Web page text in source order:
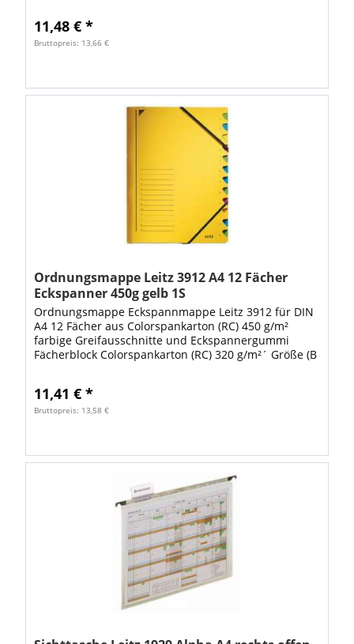
11,48 € *
Bruttopreis: 13,66 €
Ordnungsmappe Leitz 3912 A4 12 Fächer
Eckspanner 450g gelb 1S
Ordnungsmappe Eckspannmappe Leitz 3912 für DIN
A4 12 Fächer aus Colorspankarton (RC) 450 g/m²
farbige Greifausschnitte und Eckspannergummi
Fächerblock Colorspankarton (RC) 320 g/m²´ Größe (B
11,41 € *
Bruttopreis: 13,58 €